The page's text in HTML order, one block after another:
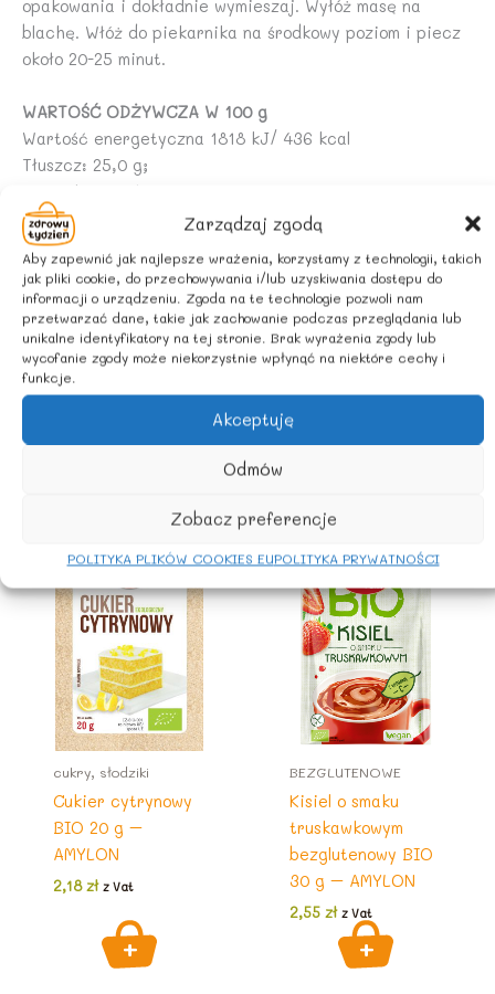
Zarządzaj zgodą
Aby zapewnić jak najlepsze wrażenia, korzystamy z technologii, takich
jak pliki cookie, do przechowywania i/lub uzyskiwania dostępu do
informacji o urządzeniu. Zgoda na te technologie pozwoli nam
przetwarzać dane, takie jak zachowanie podczas przeglądania lub
unikalne identyfikatory na tej stronie. Brak wyrażenia zgody lub
wycofanie zgody może niekorzystnie wpłynąć na niektóre cechy i
funkcje.
Akceptuję
Odmów
Zobacz preferencje
POLITYKA PLIKÓW COOKIES EUPOLITYKA PRYWATNOŚCI
opakowania i dokładnie wymieszaj. Wyłóż masę na
blachę. Włóż do piekarnika na środkowy poziom i piecz
około 20-25 minut.
WARTOŚĆ ODŻYWCZA W 100 g
Wartość energetyczna 1818 kJ/ 436 kcal
Tłuszcz: 25,0 g;
w tym kwasy tłuszczowe nasycone: 3,0 g;
Węglowodany: 46,0 g;
w tym cukry: 24,0 g;
Błonnik: 2,4 g;
Białko: 4,4 g;
Sól: 0,3 g.
ZALECANE WARUNKI PRZECHOWYWANIA
Przechowywać w suchym i chłodnym miejscu.
cukry, słodziki
Cukier cytrynowy
BIO 20 g –
AMYLON
2,18zł z Vat
BEZGLUTENOWE
Kisiel o smaku
truskawkowym
bezglutenowy BIO
30 g – AMYLON
2,55 zł z Vat